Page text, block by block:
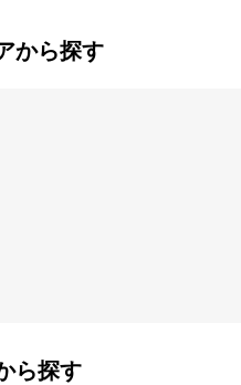
から探す
ら探す